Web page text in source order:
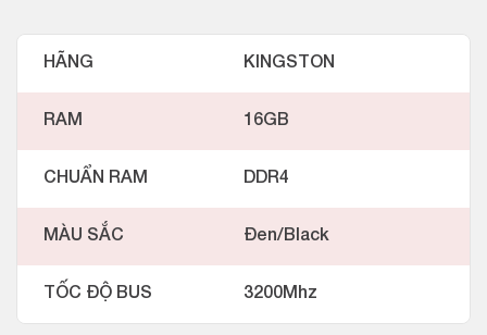
HÃNG KINGSTON
RAM 16GB
CHUẨN RAM DDR4
MÀU SẮC Đen/Black
TỐC ĐỘ BUS 3200Mhz